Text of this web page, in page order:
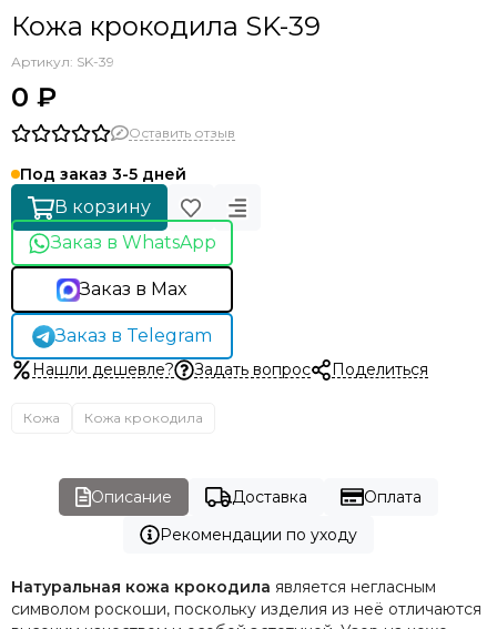
Кожа крокодила SK-39
Артикул: SK-39
0 ₽
Оставить отзыв
Под заказ 3-5 дней
В корзину
Заказ в WhatsApp
Заказ в Max
Заказ в Telegram
Нашли дешевле? Задать вопрос Поделиться
Кожа Кожа крокодила
Описание Доставка
Оплата
Рекомендации по уходу
Натуральная кожа крокодила является негласным
символом роскоши, поскольку изделия из неё отличаются